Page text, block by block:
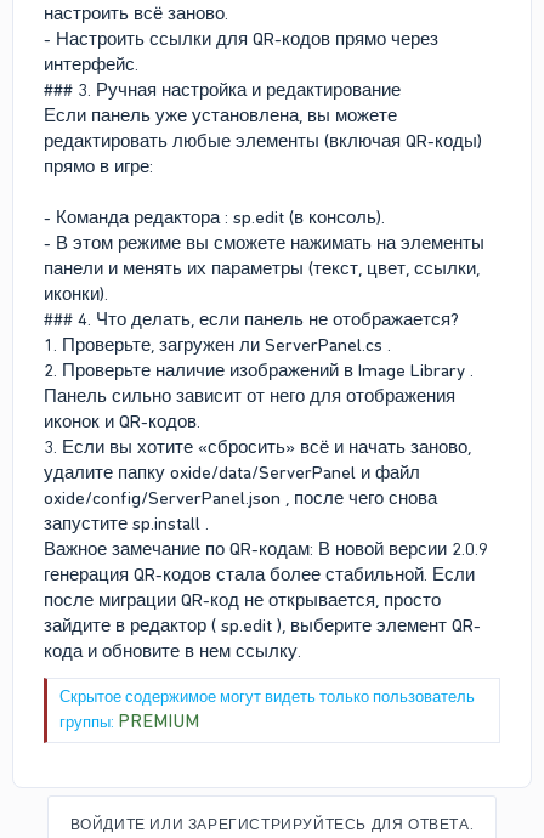
настроить всё заново.
- Настроить ссылки для QR-кодов прямо через
интерфейс.
### 3. Ручная настройка и редактирование
Если панель уже установлена, вы можете
редактировать любые элементы (включая QR-коды)
прямо в игре:
- Команда редактора : sp.edit (в консоль).
- В этом режиме вы сможете нажимать на элементы
панели и менять их параметры (текст, цвет, ссылки,
иконки).
### 4. Что делать, если панель не отображается?
1. Проверьте, загружен ли ServerPanel.cs .
2. Проверьте наличие изображений в Image Library .
Панель сильно зависит от него для отображения
иконок и QR-кодов.
3. Если вы хотите «сбросить» всё и начать заново,
удалите папку oxide/data/ServerPanel и файл
oxide/config/ServerPanel.json , после чего снова
запустите sp.install .
Важное замечание по QR-кодам: В новой версии 2.0.9
генерация QR-кодов стала более стабильной. Если
после миграции QR-код не открывается, просто
зайдите в редактор ( sp.edit ), выберите элемент QR-
кода и обновите в нем ссылку.
Скрытое содержимое могут видеть только пользователь
группы: PREMIUM
ВОЙДИТЕ ИЛИ ЗАРЕГИСТРИРУЙТЕСЬ ДЛЯ ОТВЕТА.